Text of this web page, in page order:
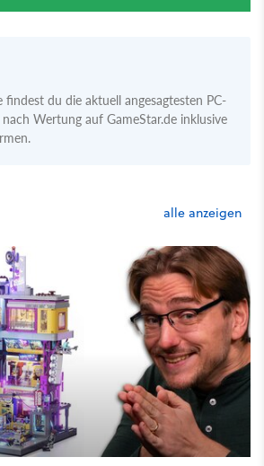
findest du die aktuell angesagtesten PC-
Wertung auf GameStar.de inklusive
alle anzeigen